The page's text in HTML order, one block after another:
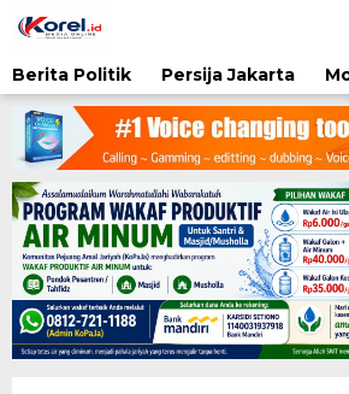
ke
Berita Politik
Persija Jakarta